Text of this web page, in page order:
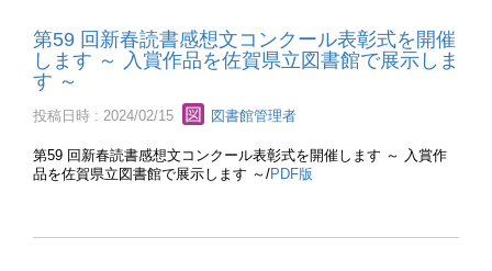
第59 回新春読書感想文コンクール表彰式を開催
します ～ 入賞作品を佐賀県立図書館で展示しま
す ～
投稿日時 : 2024/02/15 図書館管理者
第59 回新春読書感想文コンクール表彰式を開催します ～ 入賞作
品を佐賀県立図書館で展示します ～/PDF版